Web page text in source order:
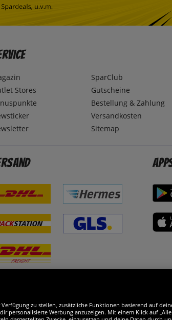
Stores
SparClub
Gutscheine
Bestellung & Zahlung
Versandkosten
Sitemap
zu stellen, zusätzliche Funktionen basierend auf
personalisierte Werbung anzuzeigen. Mit einem Klick auf